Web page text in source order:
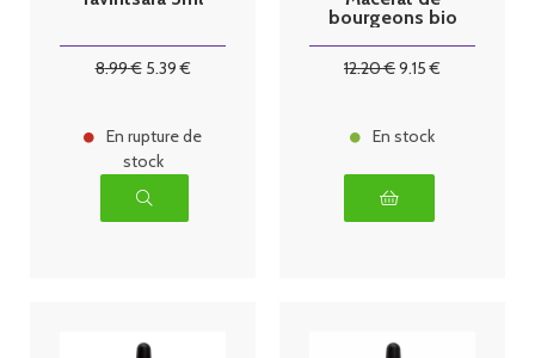
8.99€ 5.39€
En rupture de
stock
bourgeons bio
12.20€9.15 €
En stock